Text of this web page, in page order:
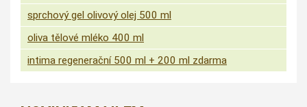
sprchový gel olivový olej 500 ml
oliva tělové mléko 400 ml
intima regenerační 500 ml + 200 ml zdarma